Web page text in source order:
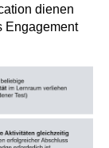
dienen
Engagement